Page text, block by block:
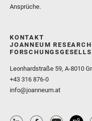
Ansprüche.
KONTAKT
JOANNEUM RESEARCH
Leonhardstraße 59, A-8010
+43 316 876-0
info@joanneum.at